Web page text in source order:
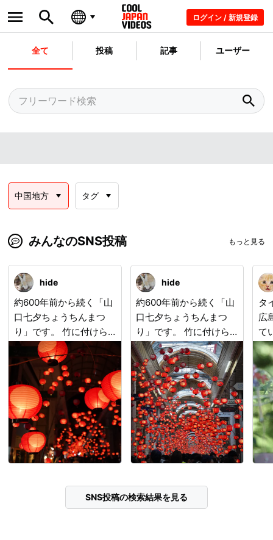
ログイン / 新規登録
全て 投稿 記事 ユーザー
中国地方 タグ
みんなのSNS投稿 もっと見る
hide
約600年前から続く「山
口七夕ちょうちんまつ
り」です。 竹に付けら
れた数万個の紅ちょうち
んが、揺れながら、街中
を幻想的な光で包みま
す。 びっくりするの
は、この無数の提灯は、
全部、本当のろうそくの
火で灯されているのです
よ！ 電気の光と違っ
て、ほのかに揺らめきな
します。 是非、山口に
おいでませ！ 撮影地：
hide
約600年前から続く「山
口七夕ちょうちんまつ
り」です。 竹に付けら
れた数万個の紅ちょうち
んが、揺れながら、街中
を幻想的な光で包みま
す。 びっくりするの
は、この無数の提灯は、
全部、本当のろうそくの
火で灯されているのです
よ！ 電気の光と違っ
て、ほのかに揺らめきな
します。 是非、山口に
おいでませ！ 撮影地：
タ
広
て
した
短
鈴
音
の
思
SNS投稿の検索結果を見る